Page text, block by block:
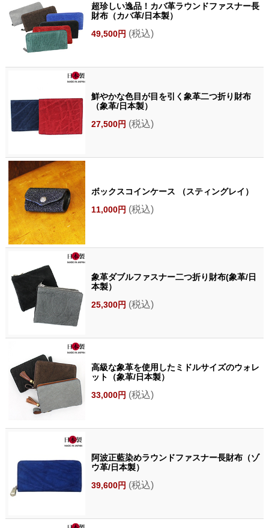
超珍しい逸品！カバ革ラウンドファスナー長
財布（カバ革/日本製）
49,500円 (税込)
鮮やかな色目が目を引く象革二つ折り財布
（象革/日本製）
27,500円 (税込)
ボックスコインケース （スティングレイ）
11,000円 (税込)
象革ダブルファスナー二つ折り財布(象革/日
本製）
25,300円 (税込)
高級な象革を使用したミドルサイズのウォレ
ット（象革/日本製）
33,000円 (税込)
阿波正藍染めラウンドファスナー長財布（ゾ
ウ革/日本製）
39,600円 (税込)